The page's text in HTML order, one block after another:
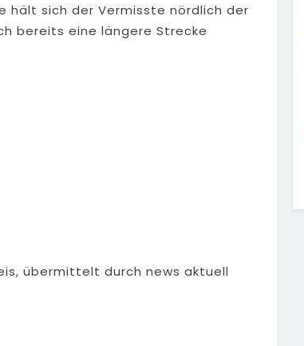
hält sich der Vermisste nördlich der
bereits eine längere Strecke
übermittelt durch news aktuell